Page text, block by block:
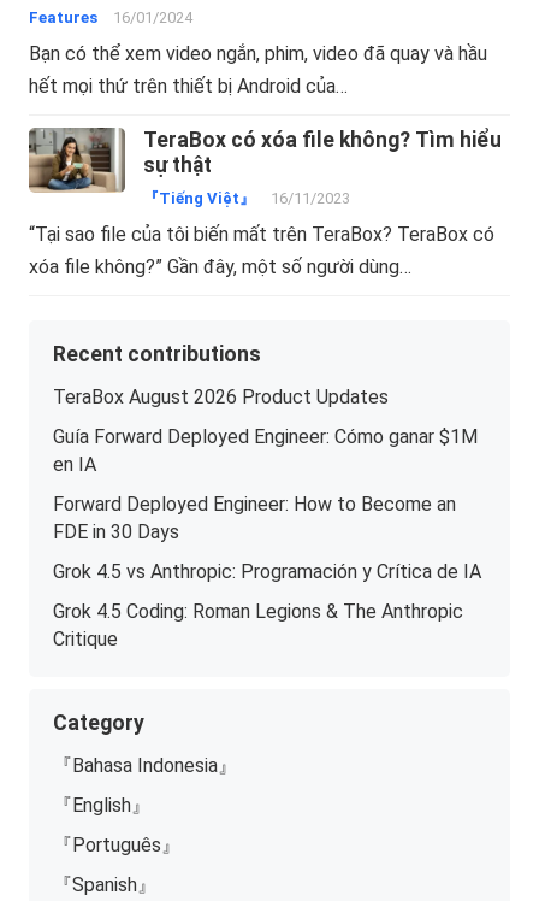
Features 16/01/2024
Bạn có thể xem video ngắn, phim, video đã quay và hầu
hết mọi thứ trên thiết bị Android của…
TeraBox có xóa file không? Tìm hiểu
sự thật
『Tiếng Việt』 16/11/2023
“Tại sao file của tôi biến mất trên TeraBox? TeraBox có
xóa file không?” Gần đây, một số người dùng…
Recent contributions
TeraBox August 2026 Product Updates
Guía Forward Deployed Engineer: Cómo ganar $1M
en IA
Forward Deployed Engineer: How to Become an
FDE in 30 Days
Grok 4.5 vs Anthropic: Programación y Crítica de IA
Grok 4.5 Coding: Roman Legions & The Anthropic
Critique
Category
『Bahasa Indonesia』
『English』
『Português』
『Spanish』